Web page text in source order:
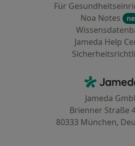
Für
Noa Notes
Jameda Help
Jameda
Jameda
Brienner Straße
80333 München,